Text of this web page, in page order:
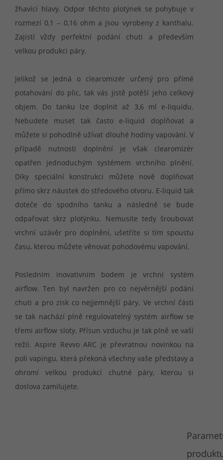
žhavící hlavy. Odpor těchto plotýnek se pohybuje v
rozmezí 0,1 – 0,16 ohm a jsou vyrobeny z kanthalu.
Zajistí vždy perfektní podání chuti a především
velkou produkci páry.
Jelikož se jedná o clearomizér určený pro přímé
potahování do plic, tak vás jistě potěší jeho celkový
objem. Do tanku lze doplnit až 3,6 ml e-liquidu.
Nebudete muset tak často e-liquid doplňovat a
můžete si pohodlně užívat dlouhé hodiny vapování. V
případě nutnosti doplnění je však clearomizér
opatřen jednoduchým systémem vrchního plnění.
Díky speciální konstrukci můžete nově doplňovat
přímo skrz náustek do středového otvoru. E-liquid tak
doteče do spodního tanku a následně se bude
odpařovat skrz plotýnku. Nemusíte tedy šroubovat
vrchní uzávěr pro doplnění, ušetříte si tím spoustu
času, kterou můžete věnovat pohodovému vapování.
Posledním inovativním bodem je vrchní systém
airflow. Ten byl navržen pro co nejvěrnější podání
chuti a pro zisk co nejjemnější páry. Ve vrchní části
se tak nachází plně regulovatelný systém airflow se
třemi airflow sloty. Přísun vzduchu je tak plně ve vaší
režii. Aspire Revvo ARC je převratnou novinkou na
poli vapingu, která překoná všechny vaše představy a
ohromí velkou produkcí chutné páry, kterou si
doslova zamilujete.